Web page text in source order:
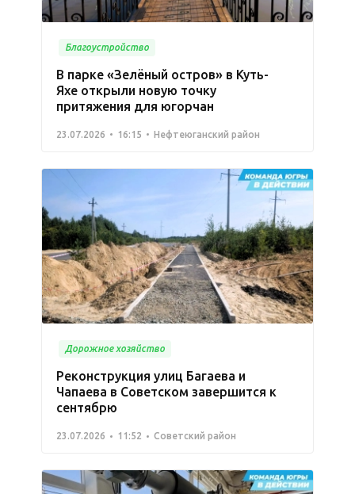
Благоустройство
В парке «Зелёный остров» в Куть-
Яхе открыли новую точку
притяжения для югорчан
23.07.2026 16:15 Нефтеюганский район
Дорожное хозяйство
Реконструкция улиц Багаева и
Чапаева в Советском завершится к
сентябрю
23.07.2026 11:52 Советский район